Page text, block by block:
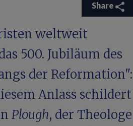
Share
weltweit
500. Jubiläum des
der Reformation":
Anlass schildert
Plough, der Theologe